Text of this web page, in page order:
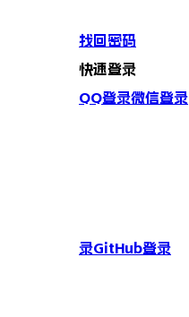
找回密码
快速登录
QQ登录微信登录
录GitHub登录